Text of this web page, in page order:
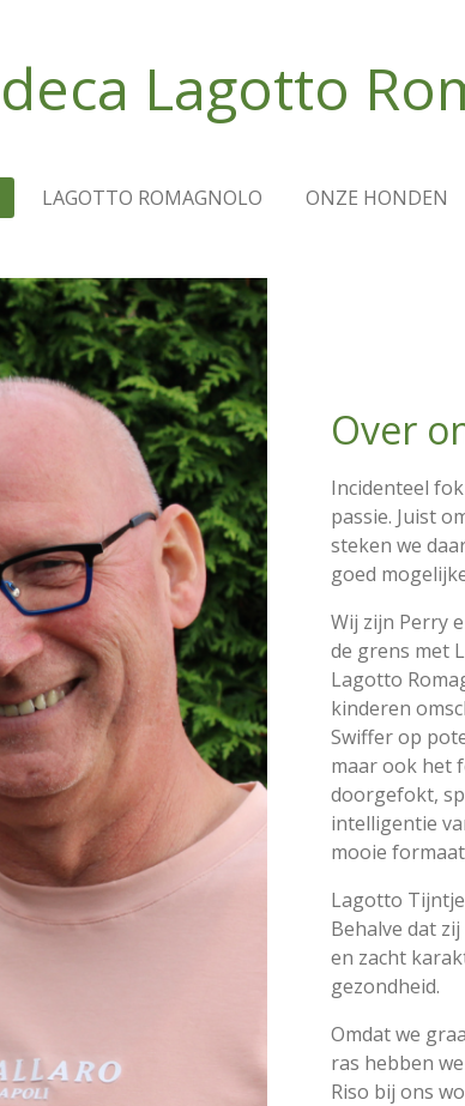
Lagotto
LAGOTTO ROMAGNOLO ONZE HONDEN
Over
Incidenteel
passie. Juist
steken we
goed
Wij zijn Perry
de grens met
Lagotto
kinderen
Swiffer op
maar ook het
doorgefokt,
intelligentie
mooie
Lagotto
Behalve dat
en zacht
gezondheid.
Omdat we
ras hebben
Riso bij ons